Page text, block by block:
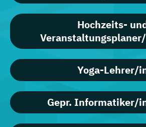
Hochzeits-
Yoga-Lehrer/
Gepr. Informatiker/